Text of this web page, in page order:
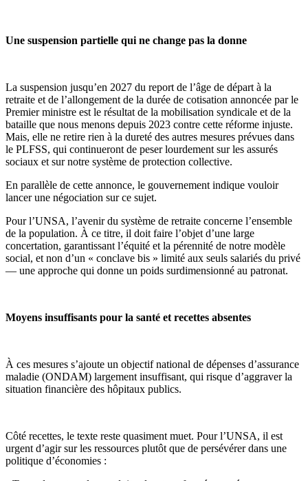
Une suspension partielle qui ne change pas la donne
La suspension jusqu’en 2027 du report de l’âge de départ à la
retraite et de l’allongement de la durée de cotisation annoncée par le
Premier ministre est le résultat de la mobilisation syndicale et de la
bataille que nous menons depuis 2023 contre cette réforme injuste.
Mais, elle ne retire rien à la dureté des autres mesures prévues dans
le PLFSS, qui continueront de peser lourdement sur les assurés
sociaux et sur notre système de protection collective.
En parallèle de cette annonce, le gouvernement indique vouloir
lancer une négociation sur ce sujet.
Pour l’UNSA, l’avenir du système de retraite concerne l’ensemble
de la population. À ce titre, il doit faire l’objet d’une large
concertation, garantissant l’équité et la pérennité de notre modèle
social, et non d’un « conclave bis » limité aux seuls salariés du privé
— une approche qui donne un poids surdimensionné au patronat.
Moyens insuffisants pour la santé et recettes absentes
À ces mesures s’ajoute un objectif national de dépenses d’assurance
maladie (ONDAM) largement insuffisant, qui risque d’aggraver la
situation financière des hôpitaux publics.
Côté recettes, le texte reste quasiment muet. Pour l’UNSA, il est
urgent d’agir sur les ressources plutôt que de persévérer dans une
politique d’économies :